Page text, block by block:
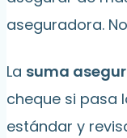
aseguradora.
La suma
cheque si pasa
estándar y